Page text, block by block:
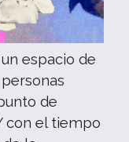
espacio de
de
con el tiempo